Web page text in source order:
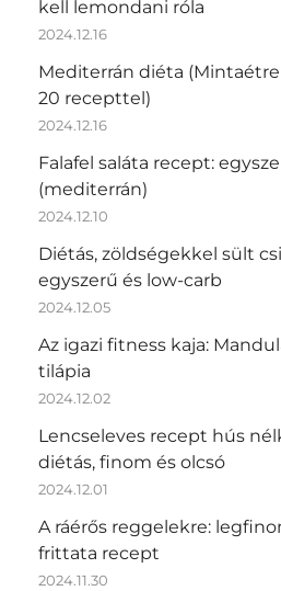
kell lemondani róla
2024.12.16
Mediterrán diéta
20 recepttel)
2024.12.16
Falafel saláta recept:
(mediterrán)
2024.12.10
Diétás, zöldségekkel sült
egyszerű és low-carb
2024.12.05
Az igazi fitness kaja:
tilápia
2024.12.02
Lencseleves recept hús
diétás, finom és olcsó
2024.12.01
A ráérős reggelekre:
frittata recept
2024.11.30